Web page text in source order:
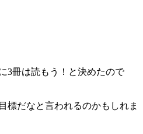
3冊は読もう！と決めたので
標だなと言われるのかもしれま